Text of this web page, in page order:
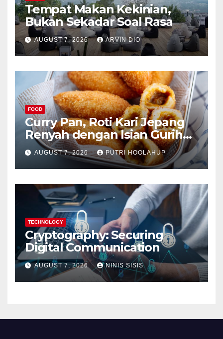
Tempat Makan Kekinian,
Bukan Sekadar Soal Rasa
AUGUST 7, 2026 ARVIN DIO
FOOD
Curry Pan, Roti Kari Jepang
Renyah dengan Isian Gurih
Menggoda
AUGUST 7, 2026 PUTRI HOOLAHUP
TECHNOLOGY
Cryptography: Securing
Digital Communication
AUGUST 7, 2026 NINIS SISIS